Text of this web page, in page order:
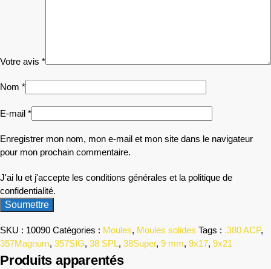
Votre avis *
Nom *
E-mail *
Enregistrer mon nom, mon e-mail et mon site dans le navigateur
pour mon prochain commentaire.
J'ai lu et j'accepte les conditions générales et la politique de
confidentialité.
SKU : 10090 Catégories : Moules, Moules solides Tags : .380 ACP,
357Magnum, 357SIG, 38 SPL, 38Super, 9 mm, 9x17, 9x21
Produits apparentés